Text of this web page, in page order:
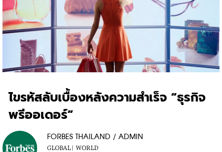
ไขรหัสลับเบื้องหลังความสำเร็จ “ธุรกิจ
พรีออเดอร์”
FORBES THAILAND / ADMIN
GLOBAL | WORLD